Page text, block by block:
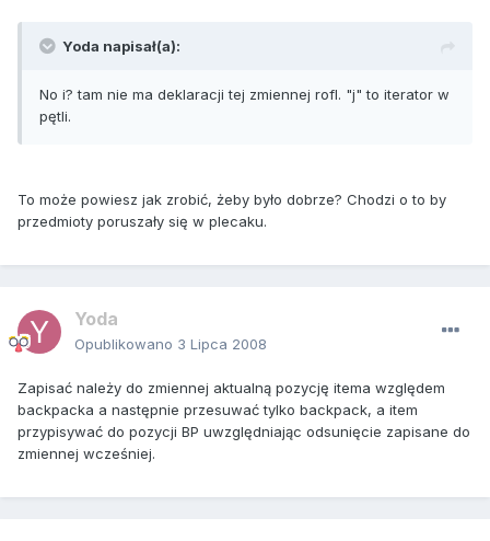
Yoda napisał(a):
No i? tam nie ma deklaracji tej zmiennej rofl. "j" to iterator w
pętli.
To może powiesz jak zrobić, żeby było dobrze? Chodzi o to by
przedmioty poruszały się w plecaku.
Yoda
Opublikowano 3 Lipca 2008
Zapisać należy do zmiennej aktualną pozycję itema względem
backpacka a następnie przesuwać tylko backpack, a item
przypisywać do pozycji BP uwzględniając odsunięcie zapisane do
zmiennej wcześniej.